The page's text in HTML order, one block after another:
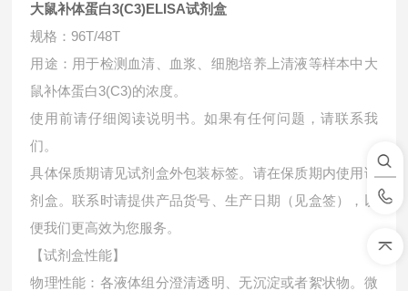
大鼠补体蛋白3(C3)ELISA试剂盒
规格：96T/48T
用途：用于检测血清、血浆、细胞培养上清液等样本中大
鼠补体蛋白3(C3)的浓度。
使用前请仔细阅读说明书。如果有任何问题，请联系我
们。
具体保质期请见试剂盒外包装标签。请在保质期内使用试
剂盒。联系时请提供产品货号、生产日期（见盒签），以
便我们更高效为您服务。
【试剂盒性能】
物理性能：各液体组分澄清透明、无沉淀或者絮状物。微